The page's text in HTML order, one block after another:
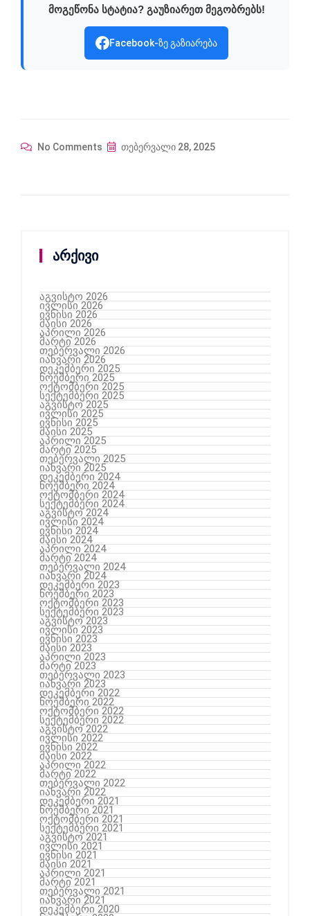
მოგეწონა სტატია? გაუზიარეთ მეგობრებს!
Facebook-ზე გაზიარება
No Comments თებერვალი 28, 2025
არქივი
აგვისტო 2026
ივლისი 2026
ივნისი 2026
მაისი 2026
აპრილი 2026
მარტი 2026
თებერვალი 2026
იანვარი 2026
დეკემბერი 2025
ნოემბერი 2025
ოქტომბერი 2025
სექტემბერი 2025
აგვისტო 2025
ივლისი 2025
ივნისი 2025
მაისი 2025
აპრილი 2025
მარტი 2025
თებერვალი 2025
იანვარი 2025
დეკემბერი 2024
ნოემბერი 2024
ოქტომბერი 2024
სექტემბერი 2024
აგვისტო 2024
ივლისი 2024
ივნისი 2024
მაისი 2024
აპრილი 2024
მარტი 2024
თებერვალი 2024
იანვარი 2024
დეკემბერი 2023
ნოემბერი 2023
ოქტომბერი 2023
სექტემბერი 2023
აგვისტო 2023
ივლისი 2023
ივნისი 2023
მაისი 2023
აპრილი 2023
მარტი 2023
თებერვალი 2023
იანვარი 2023
დეკემბერი 2022
ნოემბერი 2022
ოქტომბერი 2022
სექტემბერი 2022
აგვისტო 2022
ივლისი 2022
ივნისი 2022
მაისი 2022
აპრილი 2022
მარტი 2022
თებერვალი 2022
იანვარი 2022
დეკემბერი 2021
ნოემბერი 2021
ოქტომბერი 2021
სექტემბერი 2021
აგვისტო 2021
ივლისი 2021
ივნისი 2021
მაისი 2021
აპრილი 2021
მარტი 2021
თებერვალი 2021
იანვარი 2021
დეკემბერი 2020